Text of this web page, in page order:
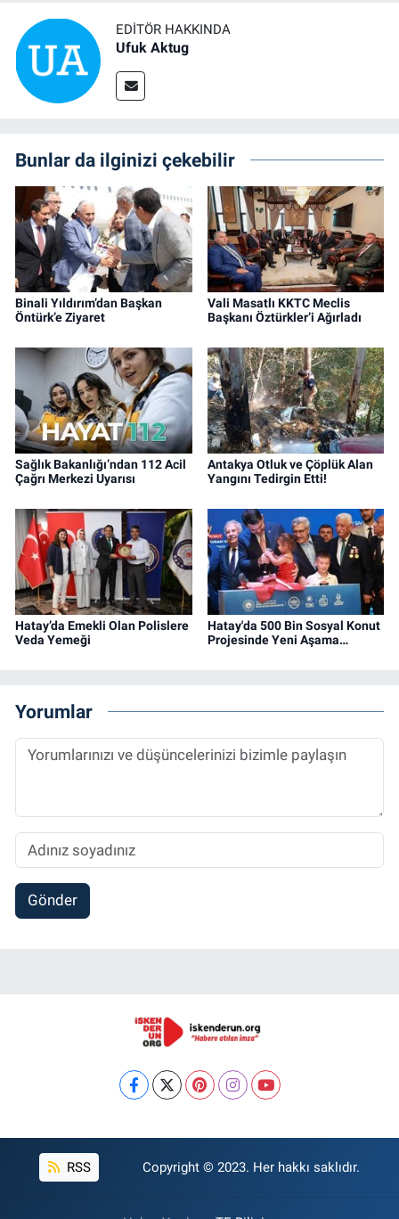
EDITÖR HAKKINDA
Ufuk Aktug
Bunlar da ilginizi çekebilir
Binali Yıldırım’dan Başkan
Öntürk’e Ziyaret
Vali Masatlı KKTC Meclis
Başkanı Öztürkler’i Ağırladı
Sağlık Bakanlığı’ndan 112 Acil
Çağrı Merkezi Uyarısı
Antakya Otluk ve Çöplük Alan
Yangını Tedirgin Etti!
Hatay’da Emekli Olan Polislere
Veda Yemeği
Hatay'da 500 Bin Sosyal Konut
Projesinde Yeni Aşama…
Yorumlar
Gönder
RSS Copyright © 2023. Her hakkı saklıdır.